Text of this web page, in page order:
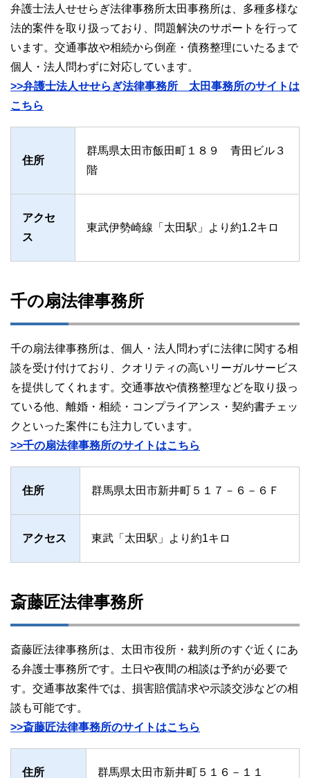
弁護士法人せせらぎ法律事務所太田事務所は、多種多様な
法的案件を取り扱っており、問題解決のサポートを行って
います。交通事故や相続から倒産・債務整理にいたるまで
個人・法人問わずに対応しています。
>>弁護士法人せせらぎ法律事務所 太田事務所のサイトは
こちら
住所
群馬県太田市飯田町１８９ 青田ビル３
階
アクセ
ス
東武伊勢崎線「太田駅」より約1.2キロ
千の扇法律事務所
千の扇法律事務所は、個人・法人問わずに法律に関する相
談を受け付けており、クオリティの高いリーガルサービス
を提供してくれます。交通事故や債務整理などを取り扱っ
ている他、離婚・相続・コンプライアンス・契約書チェッ
クといった案件にも注力しています。
>>千の扇法律事務所のサイトはこちら
住所 群馬県太田市新井町５１７－６－６Ｆ
アクセス 東武「太田駅」より約1キロ
斎藤匠法律事務所
斎藤匠法律事務所は、太田市役所・裁判所のすぐ近くにあ
る弁護士事務所です。土日や夜間の相談は予約が必要で
す。交通事故案件では、損害賠償請求や示談交渉などの相
談も可能です。
>>斎藤匠法律事務所のサイトはこちら
住所 群馬県太田市新井町５１６－１１